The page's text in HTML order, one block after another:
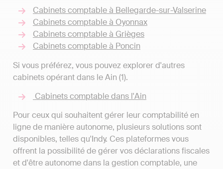
Cabinets comptable à Bellegarde-sur-Valserine
Cabinets comptable à Oyonnax
Cabinets comptable à Grièges
Cabinets comptable à Poncin
Si vous préférez, vous pouvez explorer d'autres
cabinets opérant dans le Ain (1).
Cabinets comptable dans l'Ain
Pour ceux qui souhaitent gérer leur comptabilité en
ligne de manière autonome, plusieurs solutions sont
disponibles, telles qu'Indy. Ces plateformes vous
offrent la possibilité de gérer vos déclarations fiscales
et d'être autonome dans la gestion comptable, une